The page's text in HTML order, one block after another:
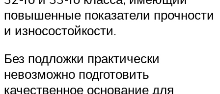
повышенные показатели прочности
и износостойкости.
Без подложки практически
невозможно подготовить
качественное основание для